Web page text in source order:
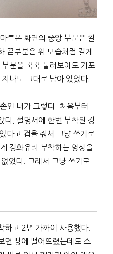
트폰 화면의 중앙 부분은 깔
끝부분은 위 모습처럼 길게
분을 꾹꾹 눌러보아도 기포
나도 그대로 남아 있었다.
인 내가 그렇다. 처음부터
다. 설명서에 한번 부착된 강
다고 겁을 줘서 그냥 쓰기로
강화유리 부착하는 영상을
었다. 그래서 그냥 쓰기로
하고 2년 가까이 사용했다.
면 땅에 떨어뜨렸는데도 스